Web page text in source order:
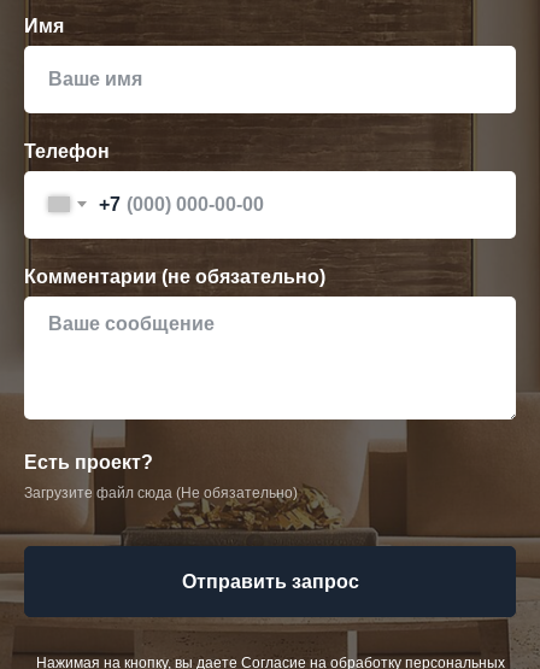
Имя
Телефон
+7
Комментарии (не обязательно)
Есть проект?
Загрузите файл сюда (Не обязательно)
Отправить запрос
Нажимая на кнопку, вы даете Cогласие на обработку персональных